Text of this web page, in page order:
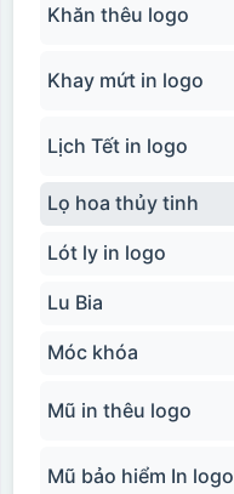
Hộp xi biểu trưng
Khăn thêu logo
Khay mứt in logo
Lịch Tết in logo
Lọ hoa thủy tinh
Lót ly in logo
Lu Bia
Móc khóa
Mũ in thêu logo
Mũ bảo hiểm In logo